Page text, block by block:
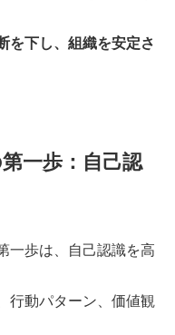
を下し、組織を安定さ
一歩：自己認
一歩は、自己認識を高
行動パターン、価値観